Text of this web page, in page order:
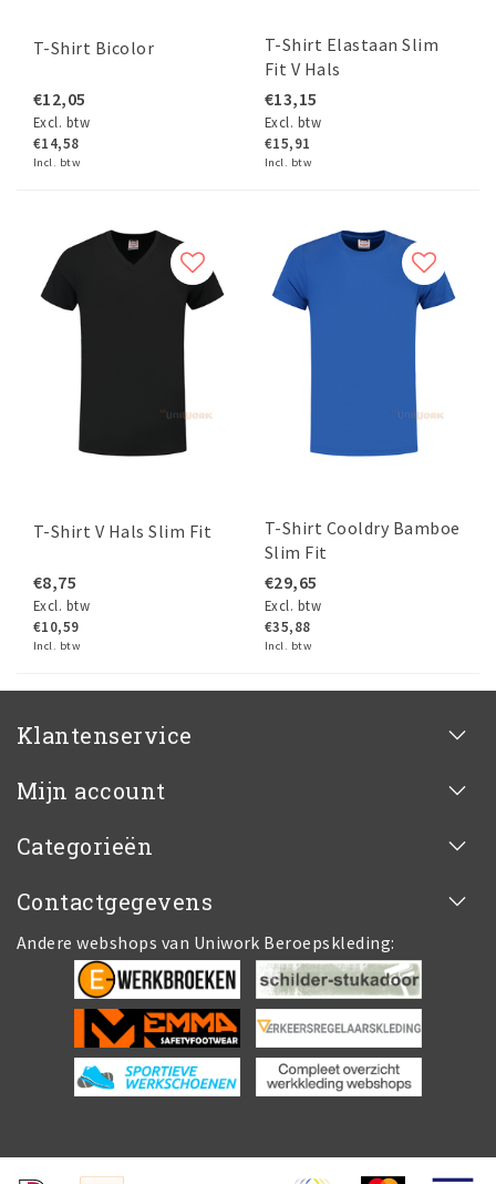
T-Shirt Bicolor
€12,05
Excl. btw
€14,58
Incl. btw
T-Shirt Elastaan Slim
Fit V Hals
€13,15
Excl. btw
€15,91
Incl. btw
T-Shirt V Hals Slim Fit
€8,75
Excl. btw
€10,59
Incl. btw
T-Shirt Cooldry Bamboe
Slim Fit
€29,65
Excl. btw
€35,88
Incl. btw
Klantenservice
Mijn account
Categorieën
Contactgegevens
Andere webshops van Uniwork Beroepskleding: